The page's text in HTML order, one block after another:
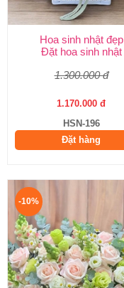
Hoa sinh nhật đẹp
Đặt hoa sinh nhật
1.300.000 đ
1.170.000 đ
HSN-196
Đặt hàng
-10%